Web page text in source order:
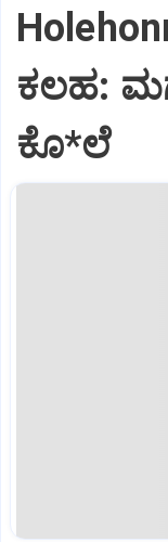
ಕಲಹ:
ಕೊ*ಲೆ